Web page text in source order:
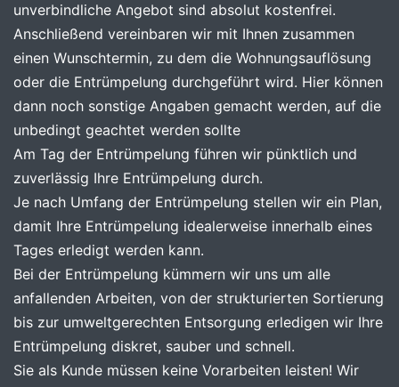
unverbindliche Angebot sind absolut kostenfrei.
Anschließend vereinbaren wir mit Ihnen zusammen
einen Wunschtermin, zu dem die Wohnungsauflösung
oder die Entrümpelung durchgeführt wird. Hier können
dann noch sonstige Angaben gemacht werden, auf die
unbedingt geachtet werden sollte
Am Tag der Entrümpelung führen wir pünktlich und
zuverlässig Ihre Entrümpelung durch.
Je nach Umfang der Entrümpelung stellen wir ein Plan,
damit Ihre Entrümpelung idealerweise innerhalb eines
Tages erledigt werden kann.
Bei der Entrümpelung kümmern wir uns um alle
anfallenden Arbeiten, von der strukturierten Sortierung
bis zur umweltgerechten Entsorgung erledigen wir Ihre
Entrümpelung diskret, sauber und schnell.
Sie als Kunde müssen keine Vorarbeiten leisten! Wir